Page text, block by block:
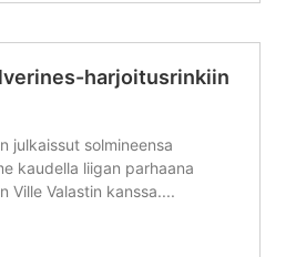
harjoitusrinkiin
julkaissut solmineensa
kaudella liigan parhaana
Ville Valastin kanssa....